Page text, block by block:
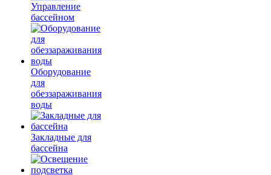
Управление
бассейном
Оборудование
для
обеззараживания
воды
Закладные для
бассейна